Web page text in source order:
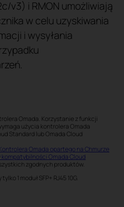
v3) i RMON umożliwiają
w celu uzyskiwania
i wysyłania
Omada. Korzystanie z funkcji
użycia kontrolera Omada
Standard lub Omada Cloud
Omada opartego na Chmurze
kompatybilności Omada Cloud
zgodnych produktów.
1 moduł SFP+ RJ45 10G.